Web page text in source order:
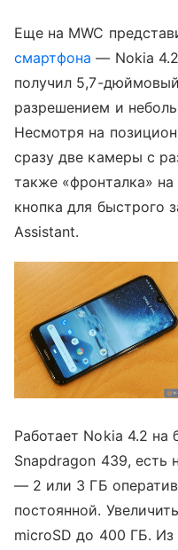
Еще на MWC
смартфона — Nokia
получил 5,7-
разрешением и
Несмотря на
сразу две камеры с
также «фронталка»
кнопка для быстрого
Assistant.
Работает Nokia 4.2
Snapdragon 439, есть
— 2 или 3 ГБ
постоянной.
microSD до 400 ГБ.